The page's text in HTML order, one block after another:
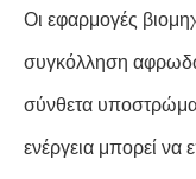
Οι εφαρμογές
συγκόλληση
σύνθετα
ενέργεια μπορεί